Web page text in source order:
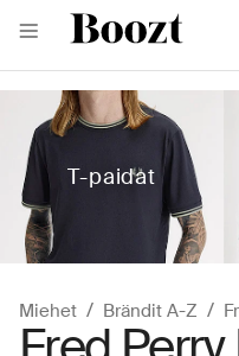
T-paidat
Miehet Brändit A-Z